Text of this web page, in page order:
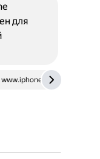
www.iphones.ru
для